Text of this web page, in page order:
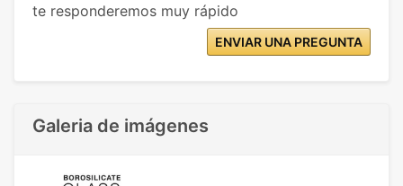
te responderemos muy rápido
ENVIAR UNA PREGUNTA
Galeria de imágenes